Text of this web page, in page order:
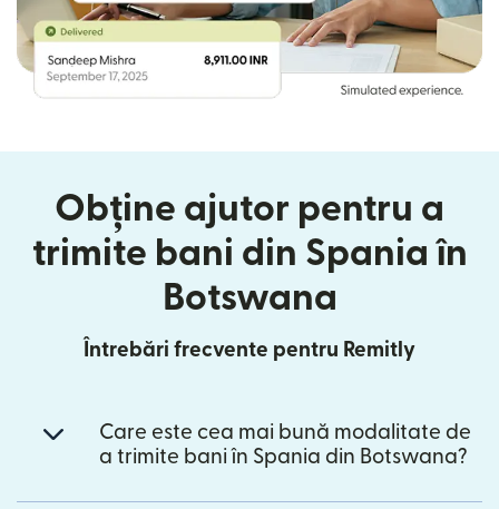
Obține ajutor pentru a
trimite bani din Spania în
Botswana
Întrebări frecvente pentru Remitly
Care este cea mai bună modalitate de
a trimite bani în Spania din Botswana?